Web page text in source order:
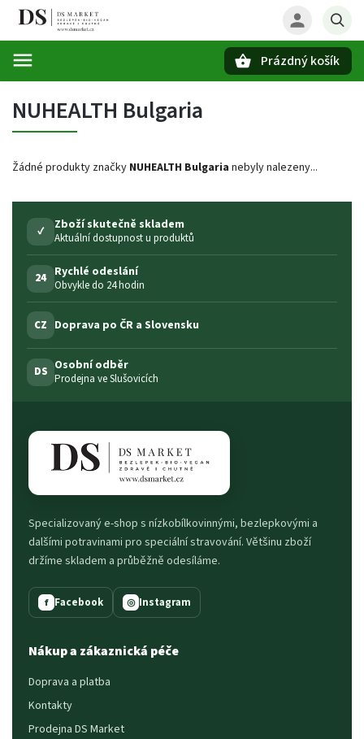
Prázdný košík
NUHEALTH Bulgaria
Žádné produkty značky NUHEALTH Bulgaria nebyly nalezeny...
✓ Zboží skutečně skladem
Aktuální dostupnost u produktů
24 Rychlé odeslání
Obvykle do 24 hodin
CZ Doprava po ČR a Slovensku
DS Osobní odběr
Prodejna ve Slušovicích
Specializovaný e-shop s nízkobílkovinnými, bezlepkovými a
dalšími potravinami pro speciální stravování. Většinu zboží
držíme skladem a průběžně odesíláme.
f Facebook ◎ Instagram
Nákup a zákaznická péče
Doprava a platba
Kontakty
Prodejna DS Market